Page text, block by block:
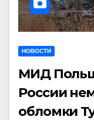
НОВОСТИ
МИД
России
обломки